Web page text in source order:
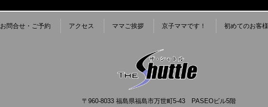
お問合せ・ご予約 アクセス ママご挨拶 京子ママです！ 初めてのお客
〒960-8033 福島県福島市万世町5-43 PASEOビル5階